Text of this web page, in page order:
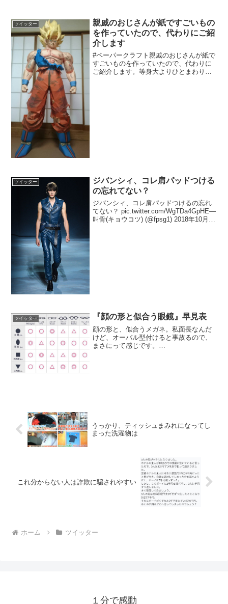
ますよね？滋賀県大津市にある比叡山延
暦寺ですよね。」とジャブ...
ツイッター
親戚のおじさんが紙ですごいもの
を作っていたので、代わりにご紹
介します
#ペーパークラフト親戚のおじさんが紙で
すごいものを作っていたので、代わりに
ご紹介します。等身大よりひとまわりく
ツイッター
ジバンシィ、コレ肩パッドつける
の忘れてない？
ジバンシィ、コレ肩パッドつけるの忘れ
てない？ pic.twitter.com/WgTDa4GpHE—
叫骨(キョウコツ) (@fpsg1) 2018年10月2
ツイッター 『顔の形と似合う眼鏡』早見表
顔の形と、似合うメガネ。私面長なんだ
けど、オーバル型付けると事故るので、
まさにって感じです。
うっかり、ティッシュまみれになってし
まった洗濯物は
これ分からない人は詐欺に騙されやすい
ホーム ツイッター
１分で感動